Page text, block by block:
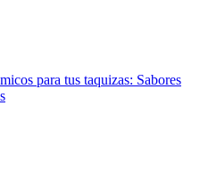
para tus taquizas: Sabores